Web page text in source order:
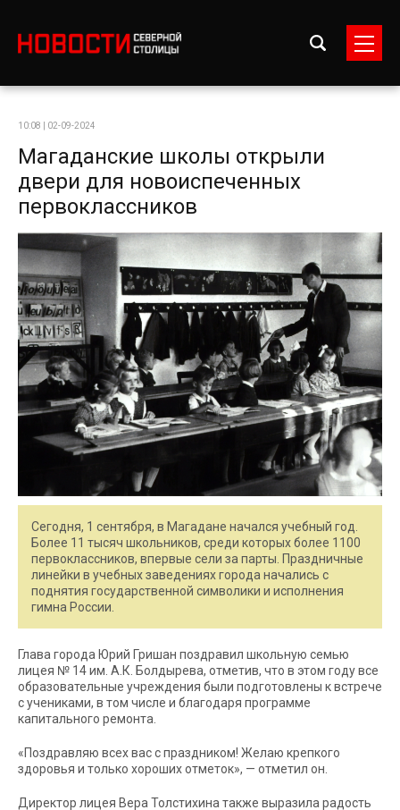
10:08 | 02-09-2024
Магаданские школы открыли
двери для новоиспеченных
первоклассников
Сегодня, 1 сентября, в Магадане начался учебный год.
Более 11 тысяч школьников, среди которых более 1100
первоклассников, впервые сели за парты. Праздничные
линейки в учебных заведениях города начались с
поднятия государственной символики и исполнения
гимна России.
Глава города Юрий Гришан поздравил школьную семью
лицея № 14 им. А.К. Болдырева, отметив, что в этом году все
образовательные учреждения были подготовлены к встрече
с учениками, в том числе и благодаря программе
капитального ремонта.
«Поздравляю всех вас с праздником! Желаю крепкого
здоровья и только хороших отметок», — отметил он.
Директор лицея Вера Толстихина также выразила радость